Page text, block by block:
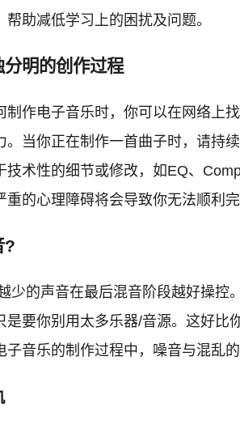
助减低学习上的困扰及问题。
明的创作过程
制作电子音乐时，你可以在网络上
。当你正在制作一首曲子时，请持
技术性的细节或修改，如EQ、
的心理障碍将会导致你无法顺利完
?
少的声音在最后混音阶段越好操
是要你别用太多乐器/音源。这好
子音乐的制作过程中，噪音与混乱